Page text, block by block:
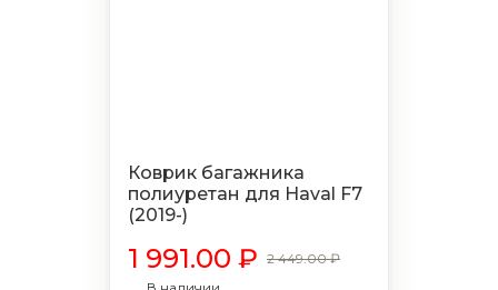
Коврик багажника
полиуретан для Haval F7
(2019-)
1 991.00 ₽ 2 449.00 ₽